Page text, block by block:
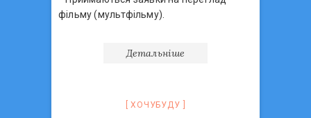
фільму (мультфільму).
Детальніше
ХОЧУБУДУ